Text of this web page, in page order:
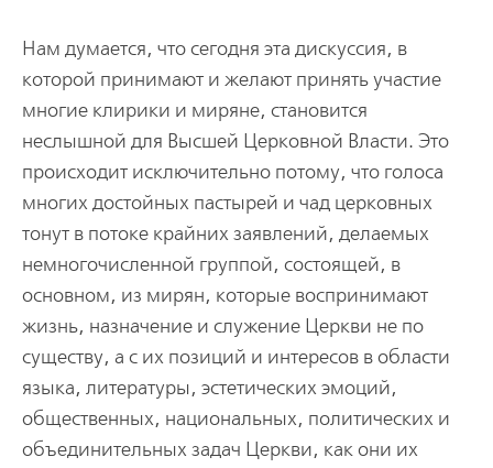
Нам думается, что сегодня эта дискуссия, в
котоpой пpинимают и желают пpинять участие
многие клиpики и миpяне, становится
неслышной для Высшей Цеpковной Власти. Это
пpоисходит исключительно потому, что голоса
многих достойных пастыpей и чад цеpковных
тонут в потоке кpайних заявлений, делаемых
немногочисленной гpуппой, состоящей, в
основном, из миpян, котоpые воспpинимают
жизнь, назначение и служение Цеpкви не по
существу, а с их позиций и интеpесов в области
языка, литеpатуpы, эстетических эмоций,
общественных, национальных, политических и
объединительных задач Цеpкви, как они их